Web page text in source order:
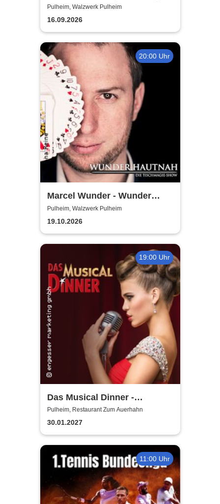
Hennes Bender Live!
Pulheim, Walzwerk Pulheim
16.09.2026
20:00 Uhr
Marcel Wunder - Wunder
Hautnah Tischmagieshow
Zaubershow
Pulheim, Walzwerk Pulheim
19.10.2026
19:00 Uhr
Das Musical Dinner -
Kulinarischer Genuss und
garantierte Unterhaltung
Pulheim, Restaurant Zum Auerhahn
30.01.2027
11:00 Uhr